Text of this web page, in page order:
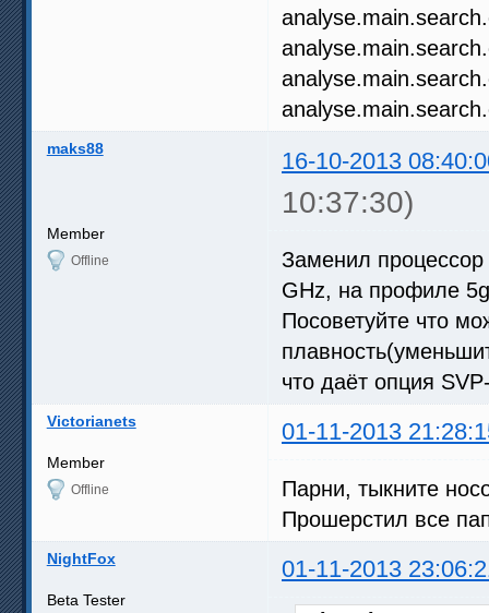
maks88 16-10-2013
10:37:30)
Member
Offline
Заменил
GHz, на профиле
Посоветуйте что
что даёт опция
Victorianets 01-11-2013
Member
Offline
Парни, тыкните
Прошерстил все
NightFox 01-11-2013
Beta Tester